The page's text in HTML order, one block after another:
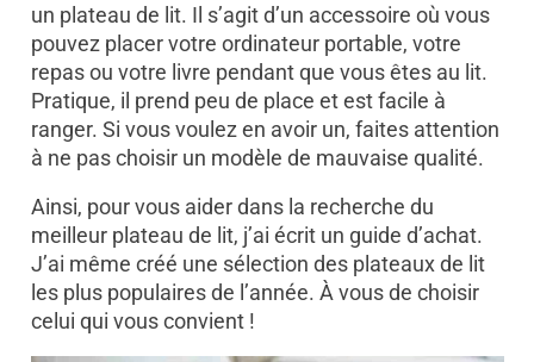
un plateau de lit. Il s’agit d’un accessoire où vous
pouvez placer votre ordinateur portable, votre
repas ou votre livre pendant que vous êtes au lit.
Pratique, il prend peu de place et est facile à
ranger. Si vous voulez en avoir un, faites attention
à ne pas choisir un modèle de mauvaise qualité.
Ainsi, pour vous aider dans la recherche du
meilleur plateau de lit, j’ai écrit un guide d’achat.
J’ai même créé une sélection des plateaux de lit
les plus populaires de l’année. À vous de choisir
celui qui vous convient !